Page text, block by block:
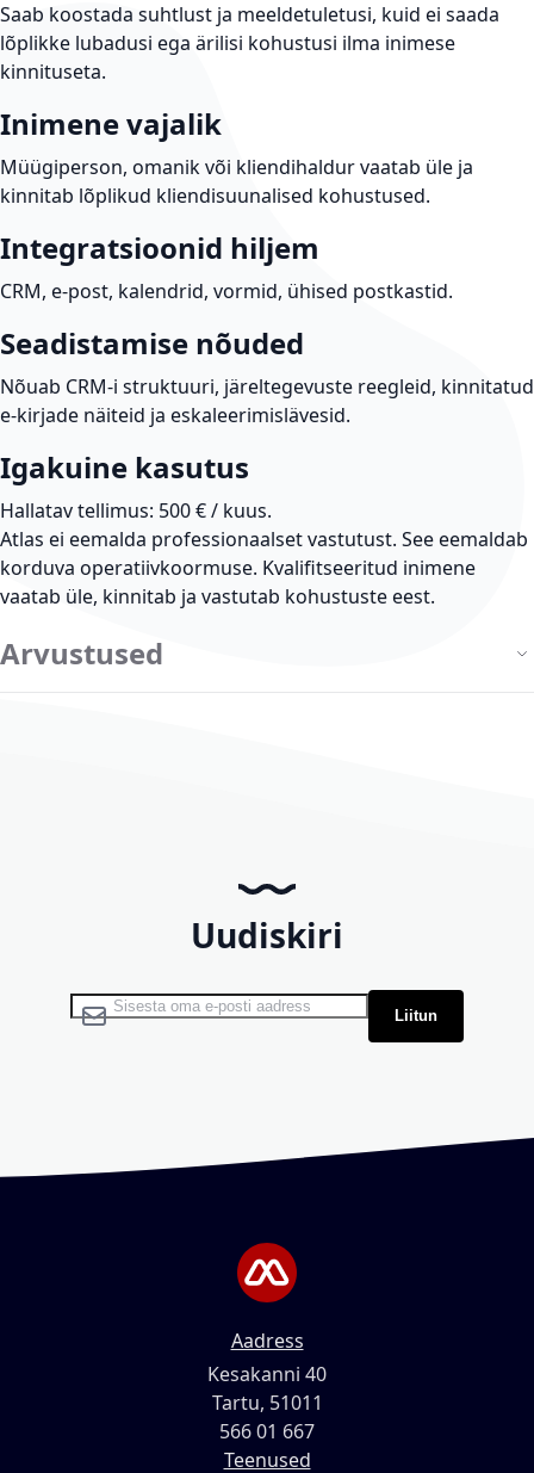
Saab koostada suhtlust ja meeldetuletusi, kuid ei saada
lõplikke lubadusi ega ärilisi kohustusi ilma inimese
kinnituseta.
Inimene vajalik
Müügiperson, omanik või kliendihaldur vaatab üle ja
kinnitab lõplikud kliendisuunalised kohustused.
Integratsioonid hiljem
CRM, e-post, kalendrid, vormid, ühised postkastid.
Seadistamise nõuded
Nõuab CRM-i struktuuri, järeltegevuste reegleid, kinnitatud
e-kirjade näiteid ja eskaleerimislävesid.
Igakuine kasutus
Hallatav tellimus: 500 € / kuus.
Atlas ei eemalda professionaalset vastutust. See eemaldab
korduva operatiivkoormuse. Kvalifitseeritud inimene
vaatab üle, kinnitab ja vastutab kohustuste eest.
Arvustused
Uudiskiri
Liitu uudiskirjaga: Liitun
Aadress
Kesakanni 40
Tartu, 51011
566 01 667
Teenused